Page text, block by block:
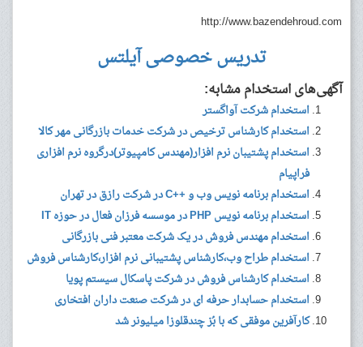
http://www.bazendehroud.com
تدریس خصوصی آیلتس
آگهی‌های استخدام مشابه:
استخدام شرکت آواگستر
استخدام کارشناس ترخیص در شرکت خدمات بازرگانی مهر کالا
استخدام پشتیبان نرم افزار(مهندس کامپیوتر)درگروه نرم افزاری
فراپیام
استخدام برنامه نویس وب و ++C در شرکت رازق در تهران
استخدام برنامه نویس PHP در موسسه فرزان فعال در حوزه IT
استخدام مهندس فروش در یک شرکت معتبر فنی بازرگانی
استخدام طراح وب،کارشناس پشتیبانی نرم افزار،کارشناس فروش
استخدام کارشناس فروش در شرکت پاسکال سیستم پویا
استخدام حسابدار حرفه ای در شرکت صنعت داران افتخاری
کارآفرین موفقی که با بُز چندقلوزا میلیونر شد